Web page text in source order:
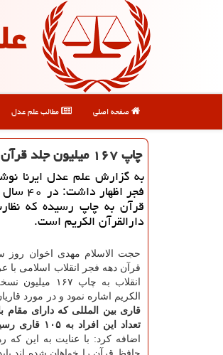
صفحه اصلی مطالب علم عدل
چاپ ۱۶۷ میلیون جلد قرآن در ۴۰ سال قبل
به گزارش علم عدل ایرنا
قرآن به چاپ رسیده كه
دارالقرآن الكریم است.
حجت الاسلام مهدی اخوان
قرآن دهه فجر انقلاب اسلامی با
انقلاب به چاپ
الكریم اشاره نمود و در مورد
قاری بین المللی كه دارای مقام
تعداد این افراد به ۱۰۵ قاری رسیده است.